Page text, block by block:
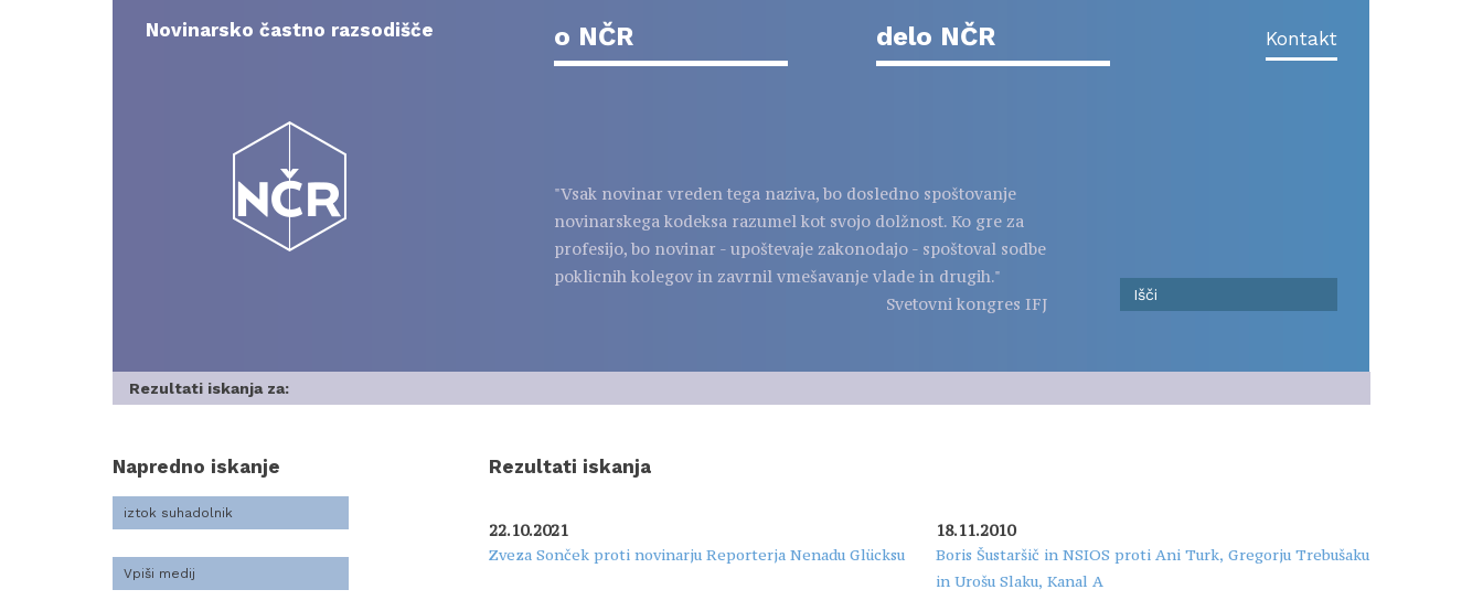
contentNovinarsko častno razsodišče o NČR delo NČR Kontakt
"Vsak novinar vreden tega naziva, bo dosledno spoštovanje
novinarskega kodeksa razumel kot svojo dolžnost. Ko gre za
profesijo, bo novinar - upoštevaje zakonodajo - spoštoval sodbe
poklicnih kolegov in zavrnil vmešavanje vlade in drugih."
Svetovni kongres IFJ
Rezultati iskanja za:
Napredno iskanje Rezultati iskanja
22.10.2021
Zveza Sonček proti novinarju Reporterja Nenadu Glücksu
18.11.2010
Boris Šustaršič in NSIOS proti Ani Turk, Gregorju Trebušaku
in Urošu Slaku, Kanal A